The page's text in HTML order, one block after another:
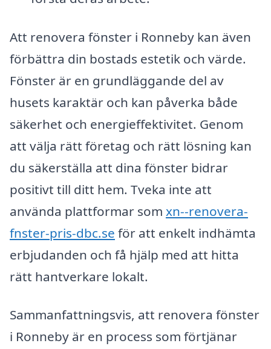
Att renovera fönster i Ronneby kan även
förbättra din bostads estetik och värde.
Fönster är en grundläggande del av
husets karaktär och kan påverka både
säkerhet och energieffektivitet. Genom
att välja rätt företag och rätt lösning kan
du säkerställa att dina fönster bidrar
positivt till ditt hem. Tveka inte att
använda plattformar som xn--renovera-
fnster-pris-dbc.se för att enkelt indhämta
erbjudanden och få hjälp med att hitta
rätt hantverkare lokalt.
Sammanfattningsvis, att renovera fönster
i Ronneby är en process som förtjänar